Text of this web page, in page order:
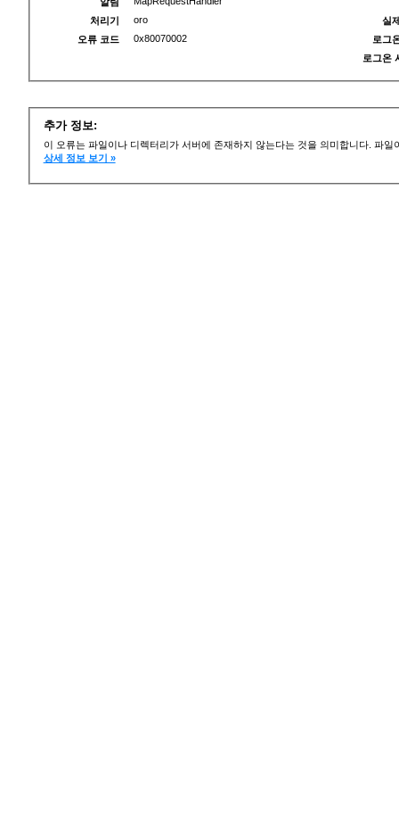
처리기
oro
오류 코드
0x80070002
실
로그
로그온
추가 정보:
이 오류는 파일이나 디렉터리가 서버에 존재하지 않는다는 것을 의미합니다. 파
상세 정보 보기 »